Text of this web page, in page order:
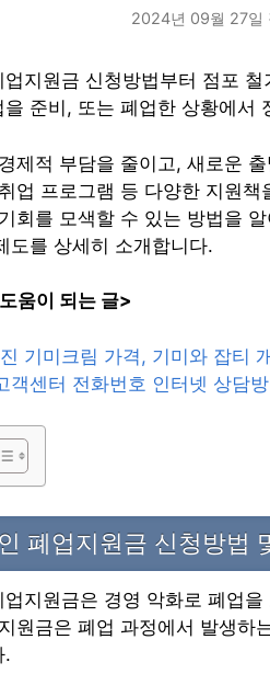
2024년 09월 27일
업지원금 신청방법부터 점포
을 준비, 또는 폐업한 상황에서
제적 부담을 줄이고, 새로운
업 프로그램 등 다양한 지원
회를 모색할 수 있는 방법을
도를 상세히 소개합니다.
움이 되는 글>
기미크림 가격, 기미와 잡티
객센터 전화번호 인터넷 상담
폐업지원금 신청방법
업지원금은 경영 악화로 폐업
원금은 폐업 과정에서 발생하
.